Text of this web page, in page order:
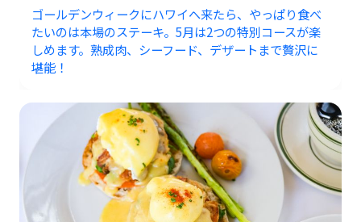
ゴールデンウィークにハワイへ来たら、やっぱり食べ
たいのは本場のステーキ。5月は2つの特別コースが楽
しめます。熟成肉、シーフード、デザートまで贅沢に
堪能！